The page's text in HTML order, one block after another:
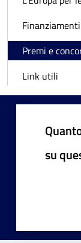
Finanziamenti
Premi e
Link utili
su